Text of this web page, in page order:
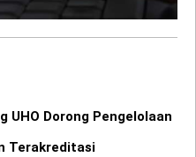
UHO Dorong Pengelolaan
Terakreditasi